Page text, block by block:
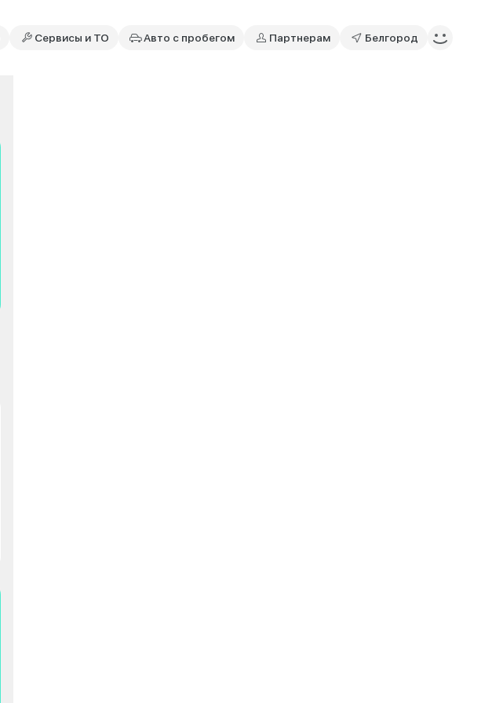
Сервисы и ТО Авто с пробегом Партнерам Белгород